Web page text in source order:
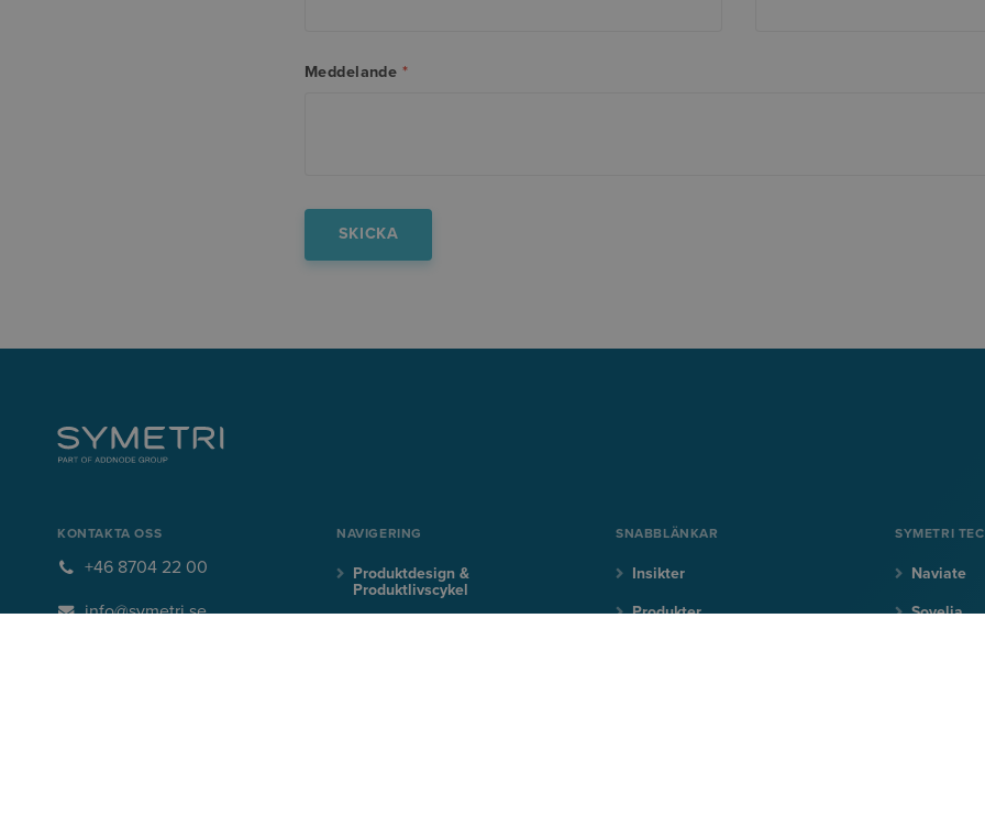
Meddelande *
KONTAKTA OSS
+46 8704 22 00
info@symetri.se
NAVIGERING
Produktdesign &
Produktlivscykel
SNABBLÄNKAR
Insikter
Produkter
SYMETRI
Naviate
Sovelia